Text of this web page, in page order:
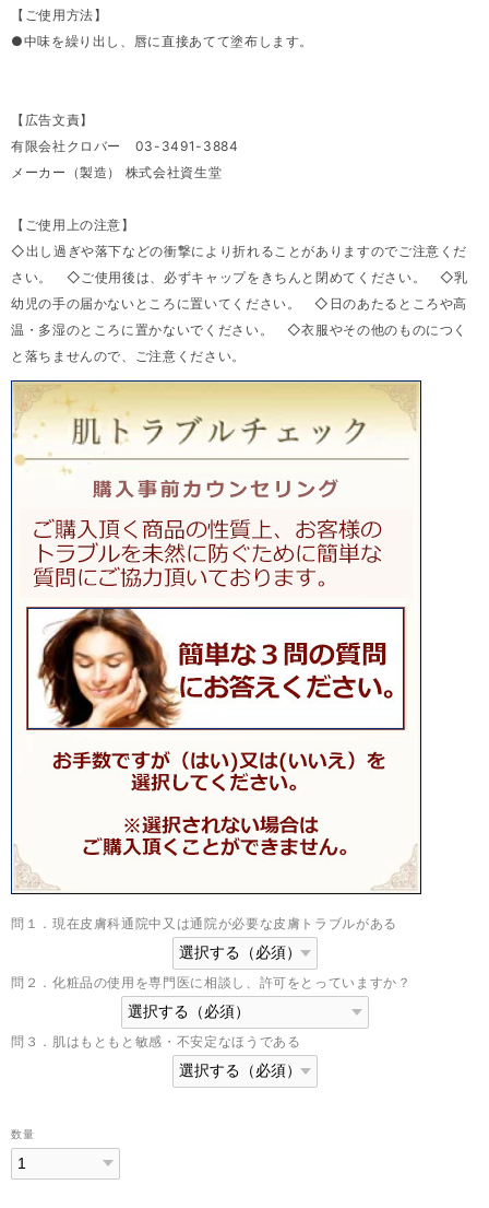
【ご使用方法】
●中味を繰り出し、唇に直接あてて塗布します。
【広告文責】
有限会社クロバー 03-3491-3884
メーカー（製造） 株式会社資生堂
【ご使用上の注意】
◇出し過ぎや落下などの衝撃により折れることがありますのでご注意くだ
さい。 ◇ご使用後は、必ずキャップをきちんと閉めてください。 ◇乳
幼児の手の届かないところに置いてください。 ◇日のあたるところや高
温・多湿のところに置かないでください。 ◇衣服やその他のものにつく
と落ちませんので、ご注意ください。
問１．現在皮膚科通院中又は通院が必要な皮膚トラブルがある
問２．化粧品の使用を専門医に相談し、許可をとっていますか？
問３．肌はもともと敏感・不安定なほうである
数量